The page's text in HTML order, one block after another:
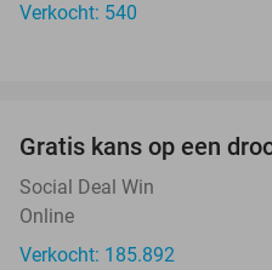
Verkocht: 540
Gratis kans op een
Social Deal Win
Online
Verkocht: 185.892